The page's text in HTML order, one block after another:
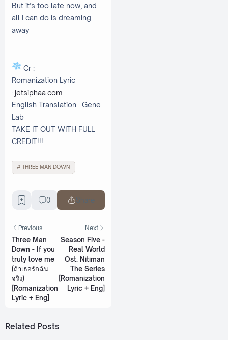
But it’s too late now, and
all I can do is dreaming
away
Cr :
Romanization Lyric
:jetsiphaa.com
English Translation : Gene
Lab
TAKE IT OUT WITH FULL
CREDIT!!!
THREE MAN DOWN
0 Share
Previous
Three Man
Down - If you
truly love me
(ถ้าเธอรักฉัน
จริง)
[Romanization
Lyric + Eng]
Next
Season Five -
Real World
Ost. Nitiman
The Series
[Romanization
Lyric + Eng]
Related Posts